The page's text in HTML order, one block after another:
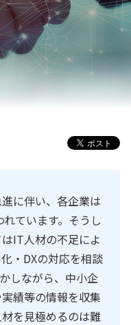
に伴い、各企業は
ています。そうし
IT人材の不足によ
・DXの対応を相談
しながら、中小企
績等の情報を収集
を見極めるのは難